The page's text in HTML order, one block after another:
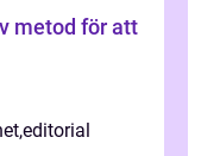
metod för att
,editorial